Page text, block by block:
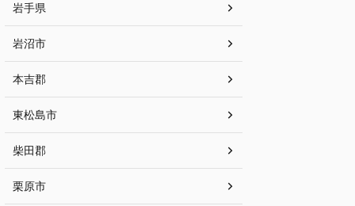
岩手県
岩沼市
本吉郡
東松島市
柴田郡
栗原市